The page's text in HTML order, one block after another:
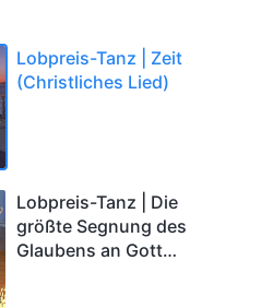
Lobpreis-Tanz | Zeit
(Christliches Lied)
Lobpreis-Tanz | Die
größte Segnung des
Glaubens an Gott